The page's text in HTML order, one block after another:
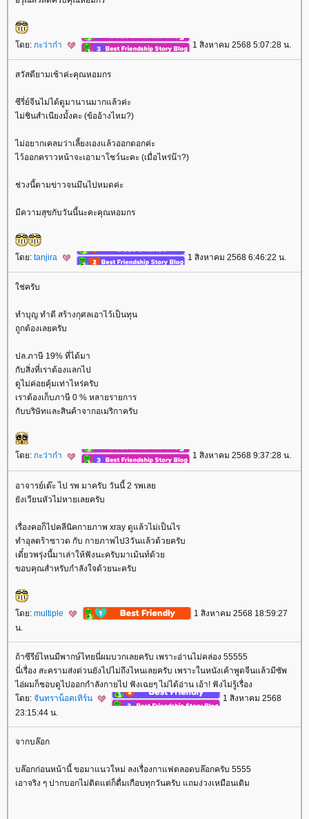
ดย: กะว่าก๋า 1 สิงหาคม 2568 5:07:28 น.
สวัสดียามเช้าค่ะคุณหอมกร
ซีรี่ย์จีนไม่ได้ดูมานานมากแล้วค่ะ
ไม่ชินสำเนียงมั้งคะ (ข้ออ้างไหม?)
ไม่อยากเคลมว่าเลี้ยงเองแล้วออกดอกค่ะ
ไว้ออกคราวหน้าจะเอามาโชว์นะคะ (เมื่อไหร่น๊า?)
ช่วงนี้ตามข่าวจนมึนไปหมดค่ะ
มีความสุขกับวันนี้นะคะคุณหอมกร
ดย: tanjira 1 สิงหาคม 2568 6:46:22 น.
ช่ครับ
ทำบุญ ทำดี สร้างกุศลเอาไว้เป็นทุน
ถูกต้องเลยครับ
ปล.ภาษี 19% ที่ได้มา
กับสิ่งที่เราต้องแลกไป
ดูไม่ค่อยคุ้มเท่าไหร่ครับ
เราต้องเก็บภาษี 0 % หลายรายการ
กับบริษัทและสินค้าจากอเมริกาครับ
ดย: กะว่าก๋า 1 สิงหาคม 2568 9:37:28 น.
อาจารย์เต๊ะ ไป รพ มาครับ วันนี้ 2 รพเล
ังเวียนหัวไม่หายเลยครับ
เรื่องคอก็ไปคลีนิคกายภาพ xray ดูแล้วไม่เป็นไร
ทำอุลตร้าซาวด กับ กายภาพไป3วันแล้วด้วยครับ
เดี๋ยวพรุ่งนี้มาเล่าให้ฟังนะครับมาเม้นท์ด้ว
ขอบคุณสำหรับกำลังใจด้วยนะครับ
ดย: multiple
1 สิงหาคม 2568 18:59:27
น.
ถ้าซีรีย์ไหนมีพากษ์ไทยนี่ผมบวกเลยครับ เพราะอ่านไม่คล่อง 55555
นี่เรื่อง สะครามส่งด่วนยังไปไม่ถึงไหนเลยครับ เพราะในหนังเค้าพูดจีนแล้วมีซัพ
ไอ่ผมก็ชอบดูไปออกกำลังกายไป ฟังเฉยๆ ไม่ได้อ่าน เอ้า! ฟังไม่รู้เรื่อง
ดย: จันทราน็อคเทิร์น
1 สิงหาคม 2568
23:15:44 น.
จากบล๊อก
บล๊อกก่อนหน้านี้ ขอมาแนวใหม่ ลงเรื่องกาแฟตลอดบล๊อกครับ 5555
เอาจริง ๆ ปากบอกไม่ติดแต่ก็ดื่มเกือบทุกวันครับ แถมง่วงเหมือนเดิม